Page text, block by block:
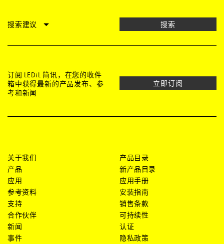
搜索建议 搜索
订阅 LEDiL 简讯，在您的收件
箱中获得最新的产品发布、参
考和新闻
立即订阅
关于我们
产品
应用
参考资料
支持
合作伙伴
新闻
事件
产品目录
新产品目录
应用手册
安装指南
销售条款
可持续性
认证
隐私政策